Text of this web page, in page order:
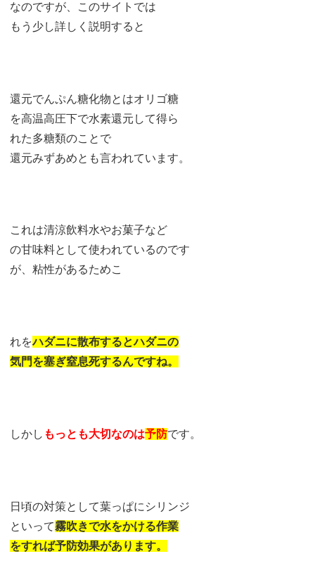
なのですが、このサイトでは
もう少し詳しく説明すると
還元でんぷん糖化物とはオリゴ糖
を高温高圧下で水素還元して得ら
れた多糖類のことで
還元みずあめとも言われています。
これは清涼飲料水やお菓子など
の甘味料として使われているのです
が、粘性があるためこ
れをハダニに散布するとハダニの
気門を塞ぎ窒息死するんですね。
しかし もっとも大切なのは予防です。
日頃の対策として葉っぱにシリンジ
といって霧吹きで水をかける作業
をすれば予防効果があります。